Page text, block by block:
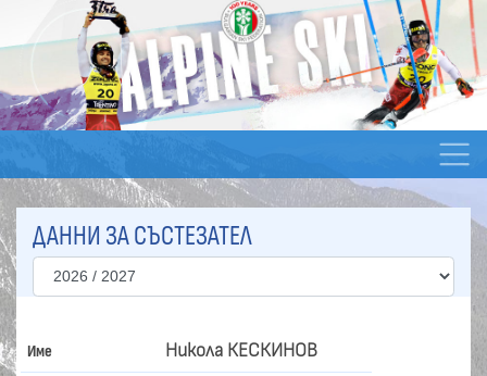
ДАННИ ЗА СЪСТЕЗАТЕЛ
Име Никола КЕСКИНОВ